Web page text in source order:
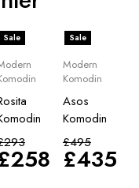
Sale
293
258
Sale
Modern
Komodin
Asos
Komodin
£495
£435